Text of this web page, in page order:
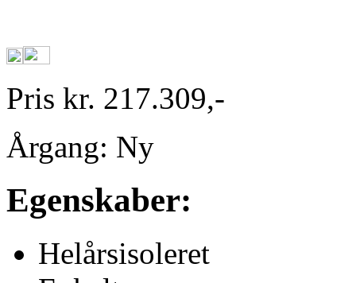
Pris kr. 217.309,-
Årgang: Ny
Egenskaber:
Helårsisoleret